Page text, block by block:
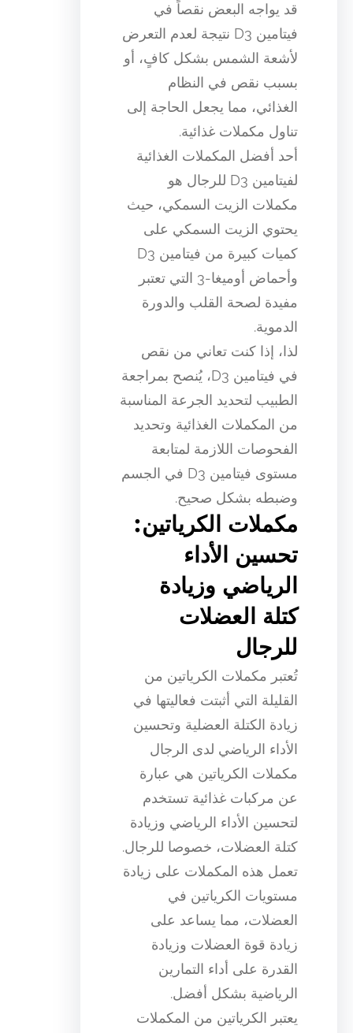
قد يواجه البعض نقصاً في
فيتامين D3 نتيجة لعدم التعرض
لأشعة الشمس بشكل كافٍ، أو
بسبب نقص في النظام
الغذائي، مما يجعل الحاجة إلى
تناول مكملات غذائية.
أحد أفضل المكملات الغذائية
لفيتامين D3 للرجال هو
مكملات الزيت السمكي، حيث
يحتوي الزيت السمكي على
كميات كبيرة من فيتامين D3
وأحماض أوميغا-3 التي تعتبر
مفيدة لصحة القلب والدورة
الدموية.
لذا، إذا كنت تعاني من نقص
في فيتامين D3، يُنصح بمراجعة
الطبيب لتحديد الجرعة المناسبة
من المكملات الغذائية وتحديد
الفحوصات اللازمة لمتابعة
مستوى فيتامين D3 في الجسم
وضبطه بشكل صحيح.
مكملات الكرياتين:
تحسين الأداء
الرياضي وزيادة
كتلة العضلات
للرجال
تُعتبر مكملات الكرياتين من
القليلة التي أثبتت فعاليتها في
زيادة الكتلة العضلية وتحسين
الأداء الرياضي لدى الرجال
مكملات الكرياتين هي عبارة
عن مركبات غذائية تستخدم
لتحسين الأداء الرياضي وزيادة
كتلة العضلات، خصوصا للرجال.
تعمل هذه المكملات على زيادة
مستويات الكرياتين في
العضلات، مما يساعد على
زيادة قوة العضلات وزيادة
القدرة على أداء التمارين
الرياضية بشكل أفضل.
يعتبر الكرياتين من المكملات